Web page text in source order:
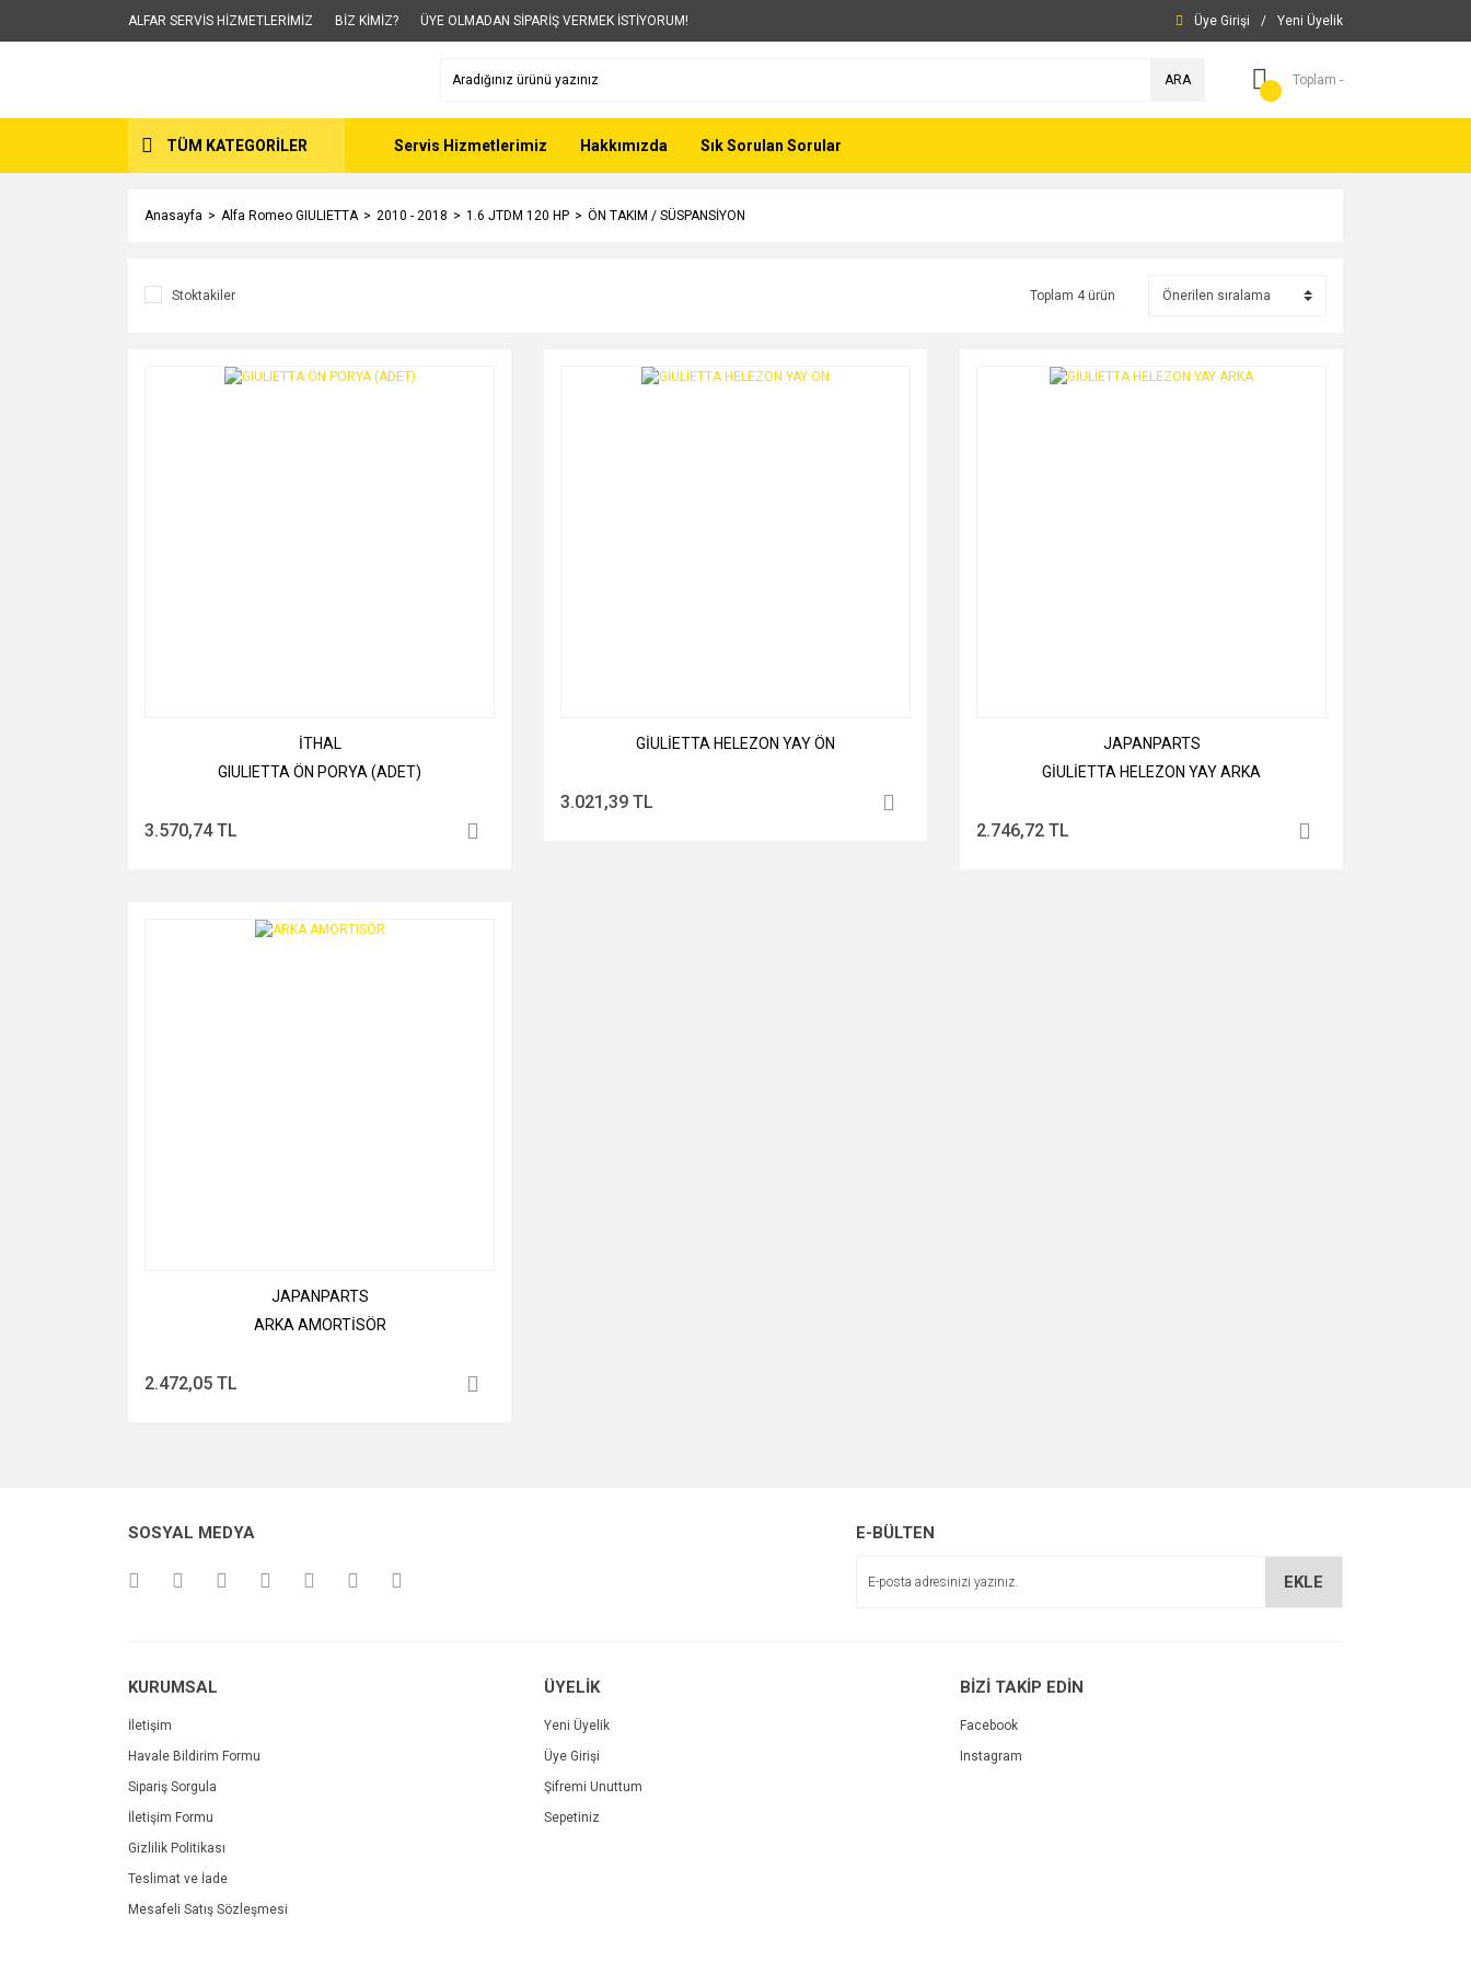
ALFAR SERVİS HİZMETLERİMİZ BİZ KİMİZ? ÜYE OLMADAN SİPARİŞ VERMEK İSTİYORUM! Üye Girişi / Yeni Üyelik
ARA Toplam -
TÜM KATEGORİLER Servis Hizmetlerimiz Hakkımızda Sık Sorulan Sorular
Anasayfa Alfa Romeo GIULIETTA 2010 - 2018 1.6 JTDM 120 HP ÖN TAKIM / SÜSPANSİYON
Stoktakiler Toplam 4 ürün
İTHAL
GIULIETTA ÖN PORYA (ADET)
3.570,74 TL
GİULİETTA HELEZON YAY ÖN
3.021,39 TL
JAPANPARTS
GİULİETTA HELEZON YAY ARKA
2.746,72 TL
JAPANPARTS
ARKA AMORTİSÖR
2.472,05 TL
SOSYAL MEDYA E-BÜLTEN
EKLE
KURUMSAL
İletişim
Havale Bildirim Formu
Sipariş Sorgula
İletişim Formu
Gizlilik Politikası
Teslimat ve İade
Mesafeli Satış Sözleşmesi
ÜYELİK
Yeni Üyelik
Üye Girişi
Şifremi Unuttum
Sepetiniz
BİZİ TAKİP EDİN
Facebook
Instagram